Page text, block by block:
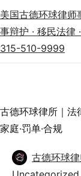
美国古德环球律
事辩护 · 移民法律
315-510-9999
古德环球律所｜法
家庭·罚单·合规
古德环球